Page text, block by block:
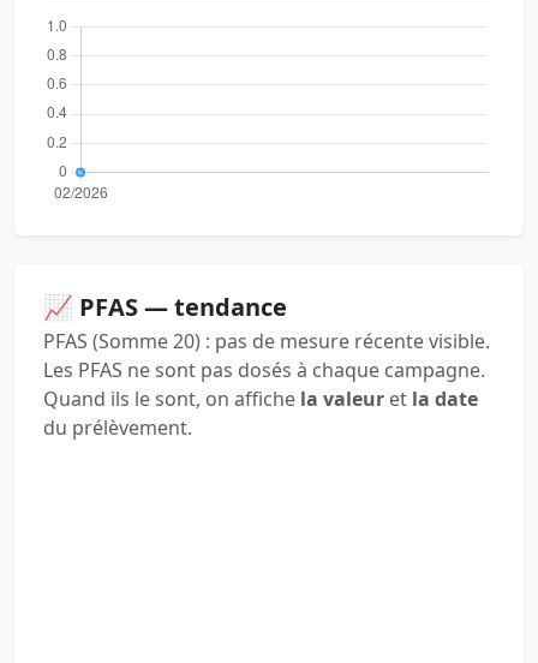
📈 PFAS — tendance
PFAS (Somme 20) : pas de mesure récente visible.
Les PFAS ne sont pas dosés à chaque campagne.
Quand ils le sont, on affiche la valeur et la date
du prélèvement.